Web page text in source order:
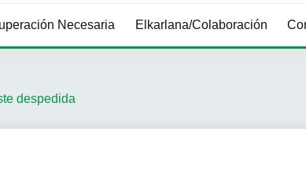
Necesaria Elkarlana/Colaboración
despedida